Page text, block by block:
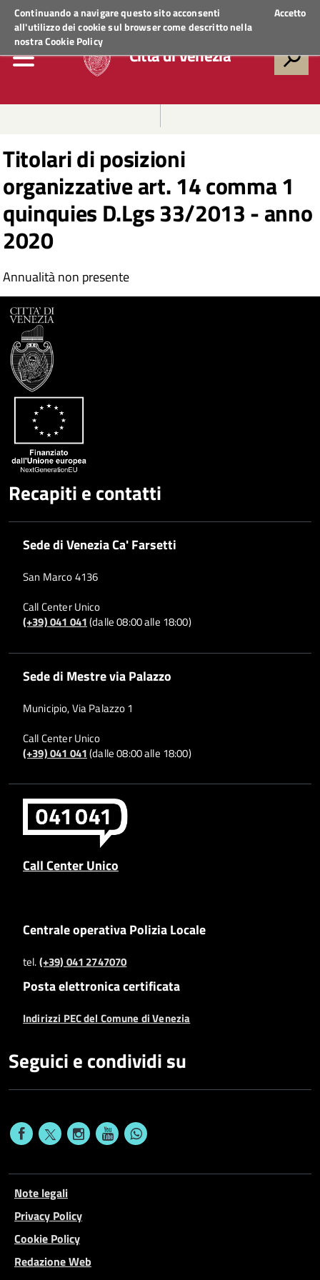
Continuando a navigare questo sito acconsenti
all'utilizzo dei cookie sul browser come descritto nella
nostraCookie Policy
Accetto
Regione VenetoACCEDI AI SERVIZI
Città di Venezia
Titolari di posizioni
organizzative art. 14 comma 1
quinquies D.Lgs 33/2013 - anno
2020
Annualità non presente
Recapiti e contatti
Sede di Venezia Ca' Farsetti
San Marco 4136
Call Center Unico
(+39) 041 041(dalle 08:00 alle 18:00)
Sede di Mestre via Palazzo
Municipio, Via Palazzo 1
Call Center Unico
(+39) 041 041(dalle 08:00 alle 18:00)
Call Center Unico
Centrale operativa Polizia Locale
tel.(+39) 041 2747070
Posta elettronica certificata
Indirizzi PEC del Comune di Venezia
Seguici e condividi su
Note legali
Privacy Policy
Cookie Policy
Redazione Web